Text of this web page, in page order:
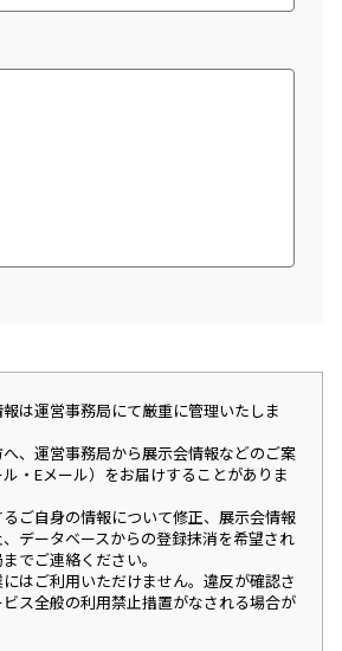
は運営事務局にて厳重に管理いたしま
、運営事務局から展示会情報などのご案
・Eメール）をお届けすることがありま
ご自身の情報について修正、展示会情報
データベースからの登録抹消を希望され
でご連絡ください。
はご利用いただけません。違反が確認さ
ス全般の利用禁止措置がなされる場合が